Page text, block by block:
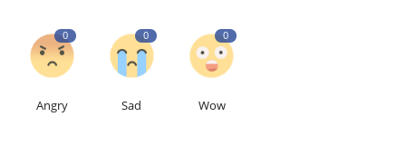
0
Angry
0
Sad
0
Wow